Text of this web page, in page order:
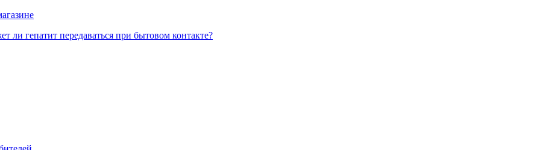
гепатит передаваться при бытовом контакте?